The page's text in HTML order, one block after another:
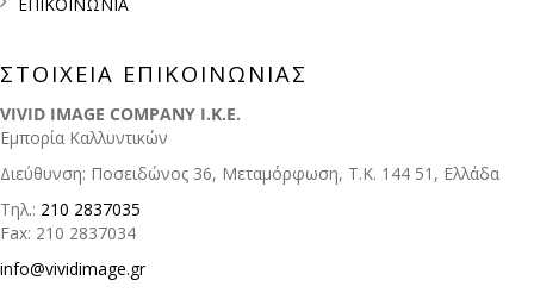
ΣΤΟΙΧΕΙΑ ΕΠΙΚΟΙΝΩΝΙΑΣ
VIVID IMAGE COMPANY I.K.E.
Εμπορία Καλλυντικών
Διεύθυνση: Ποσειδώνος 36, Μεταμόρφωση, Τ.Κ. 144 51, Ελλάδα
Τηλ.: 210 2837035
Fax: 210 2837034
info@vividimage.gr